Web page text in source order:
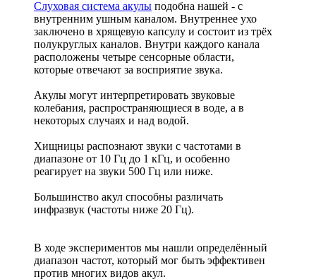
Слуховая система акулы подобна нашей - с
внутренним ушным каналом. Внутреннее ухо
заключено в хрящевую капсулу и состоит из трёх
полукруглых каналов. Внутри каждого канала
расположены четыре сенсорные области,
которые отвечают за восприятие звука.
Акулы могут интерпретировать звуковые
колебания, распространяющиеся в воде, а в
некоторых случаях и над водой.
Хищницы распознают звуки с частотами в
диапазоне от 10 Гц до 1 кГц, и особенно
реагирует на звуки 500 Гц или ниже.
Большинство акул способны различать
инфразвук (частоты ниже 20 Гц).
В ходе экспериментов мы нашли определённый
диапазон частот, который мог быть эффективен
против многих видов акул.